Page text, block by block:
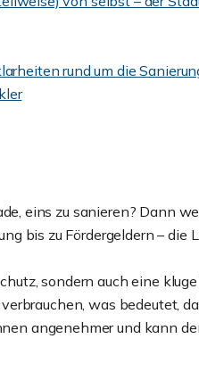
rund um die
eins zu sanieren? Dann
bis zu Fördergeldern – die
sondern auch eine
was bedeutet,
angenehmer und kann